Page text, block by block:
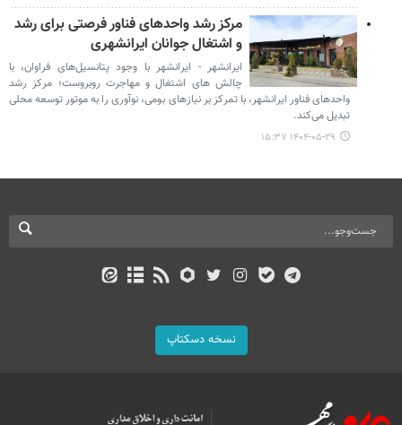
مرکز رشد واحدهای فناور فرصتی برای رشد
و اشتغال جوانان ایرانشهری
ایرانشهر - ایرانشهر با وجود پتانسیل‌های فراوان، با
چالش‌ های اشتغال و مهاجرت روبروست؛ مرکز رشد
واحدهای فناور ایرانشهر، با تمرکز بر نیازهای بومی، نوآوری را به موتور توسعه محلی
تبدیل می‌کند.
۱۴۰۴-۰۵-۲۹ ۱۵:۳۷
نسخه دسکتاپ